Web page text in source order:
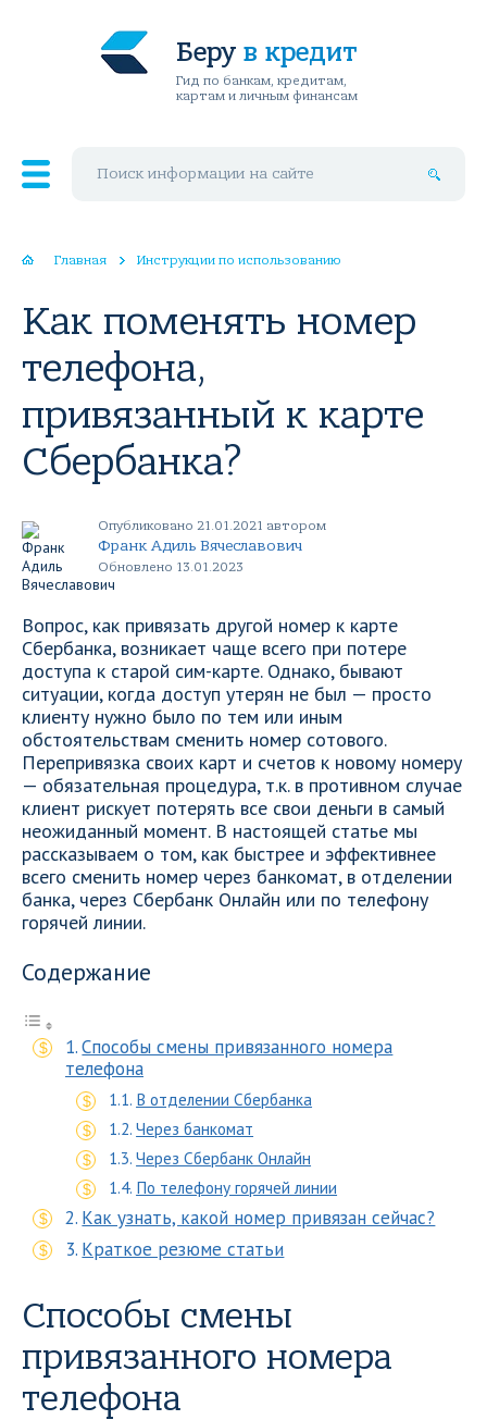
Беру в кредит
Гид по банкам, кредитам,
картам и личным финансам
Главная Инструкции по использованию
Как поменять номер
телефона,
привязанный к карте
Сбербанка?
Опубликовано 21.01.2021 автором
Франк Адиль Вячеславович
Обновлено 13.01.2023
Вопрос, как привязать другой номер к карте
Сбербанка, возникает чаще всего при потере
доступа к старой сим-карте. Однако, бывают
ситуации, когда доступ утерян не был — просто
клиенту нужно было по тем или иным
обстоятельствам сменить номер сотового.
Перепривязка своих карт и счетов к новому номеру
— обязательная процедура, т.к. в противном случае
клиент рискует потерять все свои деньги в самый
неожиданный момент. В настоящей статье мы
рассказываем о том, как быстрее и эффективнее
всего сменить номер через банкомат, в отделении
банка, через Сбербанк Онлайн или по телефону
горячей линии.
Содержание
Способы смены привязанного номера
телефона
В отделении Сбербанка
Через банкомат
Через Сбербанк Онлайн
По телефону горячей линии
Как узнать, какой номер привязан сейчас?
Краткое резюме статьи
Способы смены
привязанного номера
телефона